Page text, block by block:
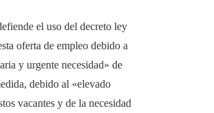
el uso del decreto ley
oferta de empleo debido a
y urgente necesidad» de
debido al «elevado
vacantes y de la necesidad